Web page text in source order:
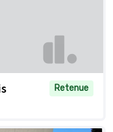
Retenue